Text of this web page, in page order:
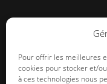
Pour offrir les meilleures
cookies pour stocker et/
à ces technologies nous